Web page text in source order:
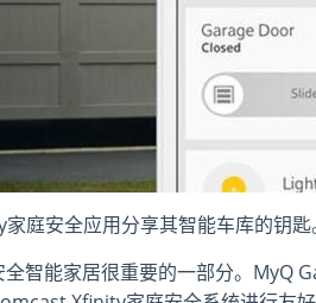
庭安全应用分享其智能车库的钥匙
智能家居很重要的一部分。MyQ